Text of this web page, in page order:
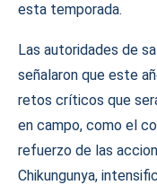
esta temporada.
Las autoridades de
señalaron que este
retos críticos que
en campo, como el
refuerzo de las
Chikungunya,